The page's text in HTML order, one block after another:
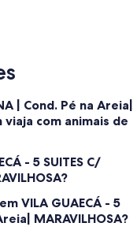
| Cond. Pé na Areia|
viaja com animais de
- 5 SUITES C/
VILA GUAECÁ - 5
MARAVILHOSA?